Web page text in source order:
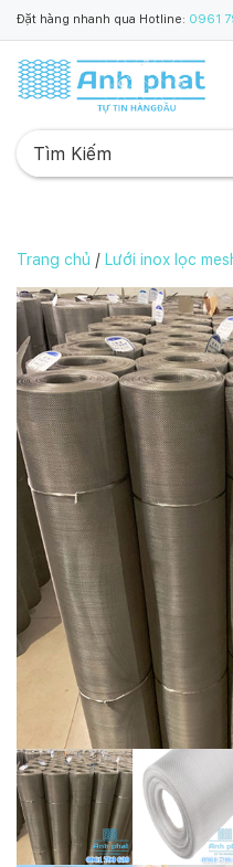
Đặt hàng nhanh qua Hotline: 0961
Trang chủ / Lưới inox lọc